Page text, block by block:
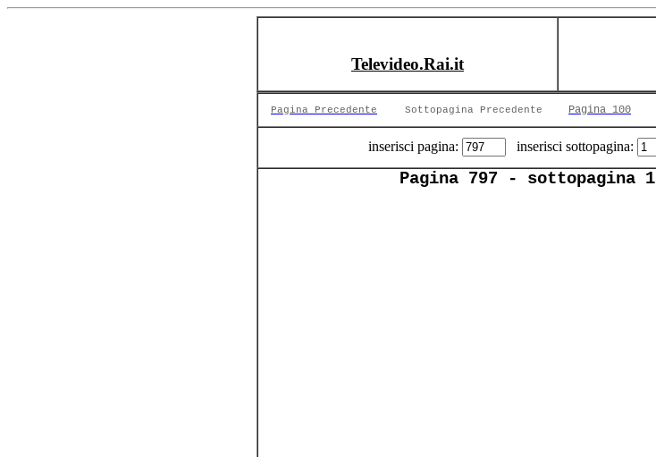
Televideo.Rai.it
Pagina Precedente Sottopagina Precedente Pagina 100
inserisci pagina: inserisci sottopagina:
Pagina 797 - sottopagina 1